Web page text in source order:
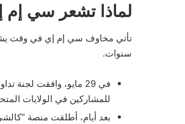
لماذا تشعر سي إم
تأتي مخاوف سي إم إي في وقت يشهد
سنوات.
في 29 مايو، وافقت
للمشاركين في الولايات